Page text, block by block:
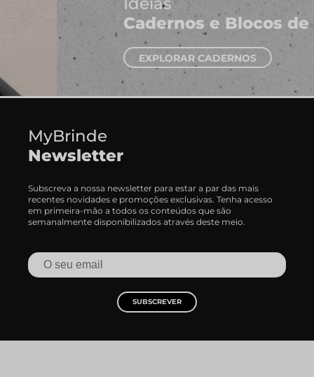
Cadernos e Blocos de Notas
EXPLORAR CADERNOS
MyBrinde
Newsletter
Subscreva a nossa newsletter para estar a par das mais
recentes novidades e promoções exclusivas. Tenha acesso
em primeira-mão a todos os conteúdos que são
semanalmente disponibilizados através deste meio.
SUBSCREVER